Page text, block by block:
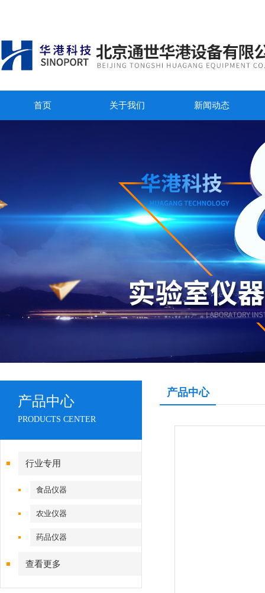
首页 关于我们 新闻动态
产品中心
PRODUCTS CENTER
行业专用
食品仪器
农业仪器
药品仪器
查看更多
产品中心